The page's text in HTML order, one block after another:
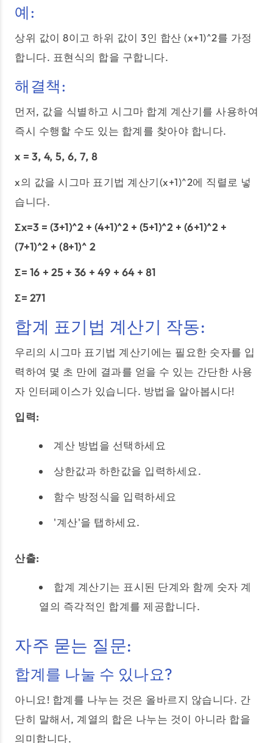
예:
상위 값이 8이고 하위 값이 3인 합산 (x+1)^2를 가정
합니다. 표현식의 합을 구합니다.
해결책:
먼저, 값을 식별하고 시그마 합계 계산기를 사용하여
즉시 수행할 수도 있는 합계를 찾아야 합니다.
x = 3, 4, 5, 6, 7, 8
x의 값을 시그마 표기법 계산기(x+1)^2에 직렬로 넣
습니다.
Σx=3 = (3+1)^2 + (4+1)^2 + (5+1)^2 + (6+1)^2 +
(7+1)^2 + (8+1)^ 2
Σ= 16 + 25 + 36 + 49 + 64 + 81
Σ= 271
합계 표기법 계산기 작동:
우리의 시그마 표기법 계산기에는 필요한 숫자를 입
력하여 몇 초 만에 결과를 얻을 수 있는 간단한 사용
자 인터페이스가 있습니다. 방법을 알아봅시다!
입력:
계산 방법을 선택하세요
상한값과 하한값을 입력하세요.
함수 방정식을 입력하세요
'계산'을 탭하세요.
산출:
합계 계산기는 표시된 단계와 함께 숫자 계
열의 즉각적인 합계를 제공합니다.
자주 묻는 질문:
합계를 나눌 수 있나요?
아니요! 합계를 나누는 것은 올바르지 않습니다. 간
단히 말해서, 계열의 합은 나누는 것이 아니라 합을
의미합니다.